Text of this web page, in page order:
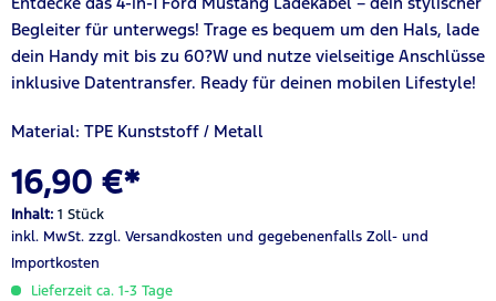
Begleiter für unterwegs! Trage es bequem um den Hals, lade
dein Handy mit bis zu 60?W und nutze vielseitige Anschlüsse
inklusive Datentransfer. Ready für deinen mobilen Lifestyle!
Material: TPE Kunststoff / Metall
16,90 €*
Inhalt: 1 Stück
inkl. MwSt. zzgl. Versandkosten und gegebenenfalls Zoll- und
Importkosten
Lieferzeit ca. 1-3 Tage